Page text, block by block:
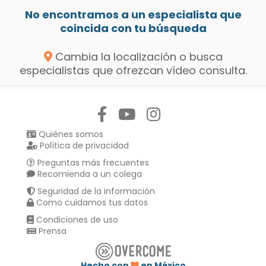
No encontramos a un especialista que
coincida con tu búsqueda
Cambia la localización o busca
especialistas que ofrezcan vídeo consulta.
Quiénes somos
Política de privacidad
Preguntas más frecuentes
Recomienda a un colega
Seguridad de la información
Como cuidamos tus datos
Condiciones de uso
Prensa